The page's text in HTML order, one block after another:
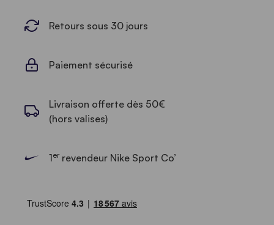
Retours sous 30 jours
Paiement sécurisé
Livraison offerte dès 50€
(hors valises)
1errevendeur Nike Sport Co’